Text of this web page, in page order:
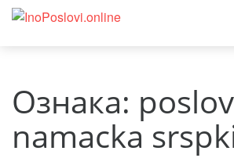
Ознака:
namacka